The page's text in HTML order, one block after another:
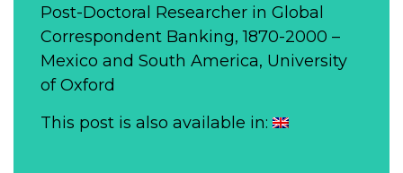
Post-Doctoral Researcher in Global
Correspondent Banking, 1870-2000 –
Mexico and South America, University
of Oxford
This post is also available in: